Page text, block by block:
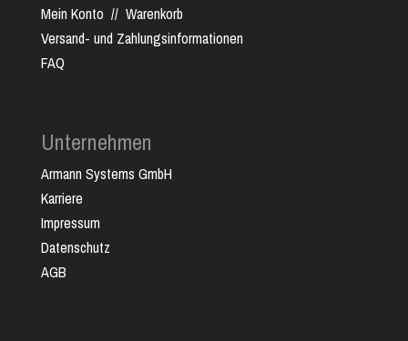
Mein Konto // Warenkorb
Versand- und Zahlungsinformationen
FAQ
Unternehmen
Armann Systems GmbH
Karriere
Impressum
Datenschutz
AGB